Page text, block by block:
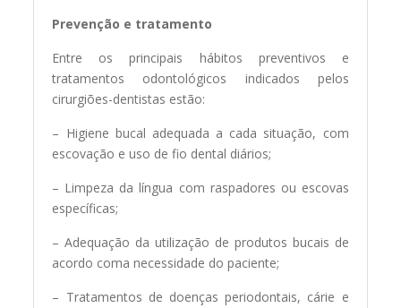
Prevenção e tratamento
Entre os principais hábitos preventivos e
tratamentos odontológicos indicados pelos
cirurgiões-dentistas estão:
– Higiene bucal adequada a cada situação, com
escovação e uso de fio dental diários;
– Limpeza da língua com raspadores ou escovas
específicas;
– Adequação da utilização de produtos bucais de
acordo coma necessidade do paciente;
– Tratamentos de doenças periodontais, cárie e